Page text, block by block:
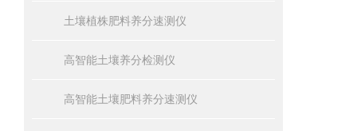
土壤植株肥料养分速测仪
高智能土壤养分检测仪
高智能土壤肥料养分速测仪